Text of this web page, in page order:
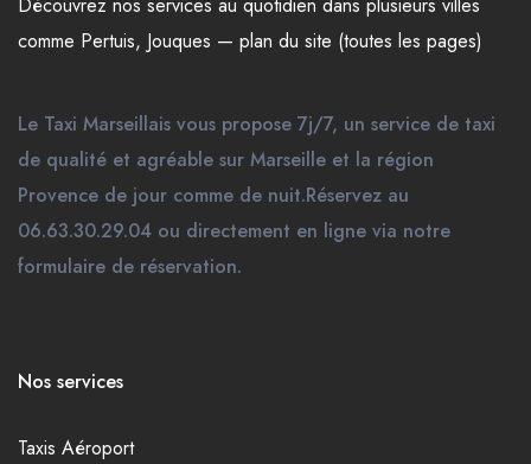
Découvrez nos services au quotidien dans plusieurs villes
comme Pertuis, Jouques — plan du site (toutes les pages)
Le Taxi Marseillais vous propose 7j/7, un service de taxi
de qualité et agréable sur Marseille et la région
Provence de jour comme de nuit.Réservez au
06.63.30.29.04 ou directement en ligne via notre
formulaire de réservation.
Nos services
Taxis Aéroport